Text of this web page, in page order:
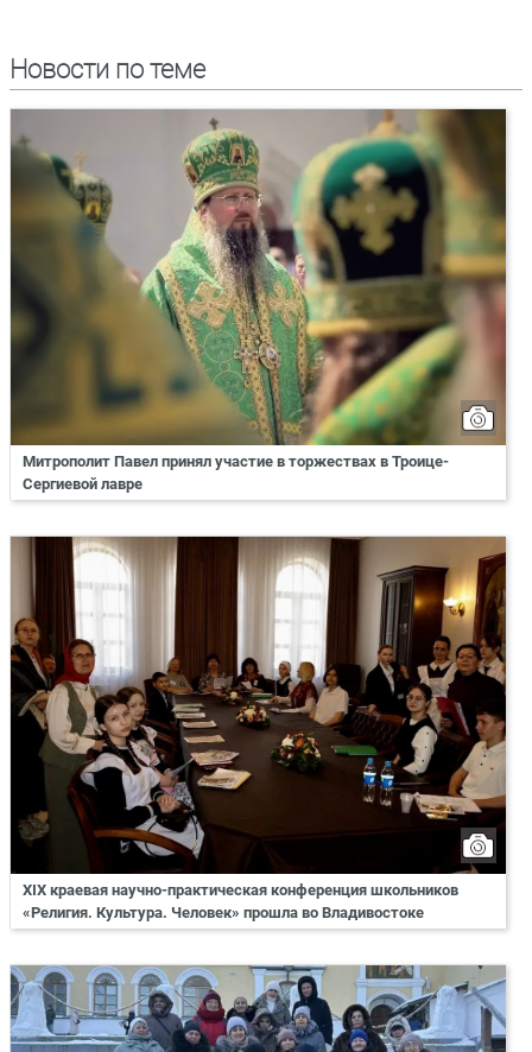
Новости по теме
Митрополит Павел принял участие в торжествах в Троице-
Сергиевой лавре
XIX краевая научно-практическая конференция школьников
«Религия. Культура. Человек» прошла во Владивостоке